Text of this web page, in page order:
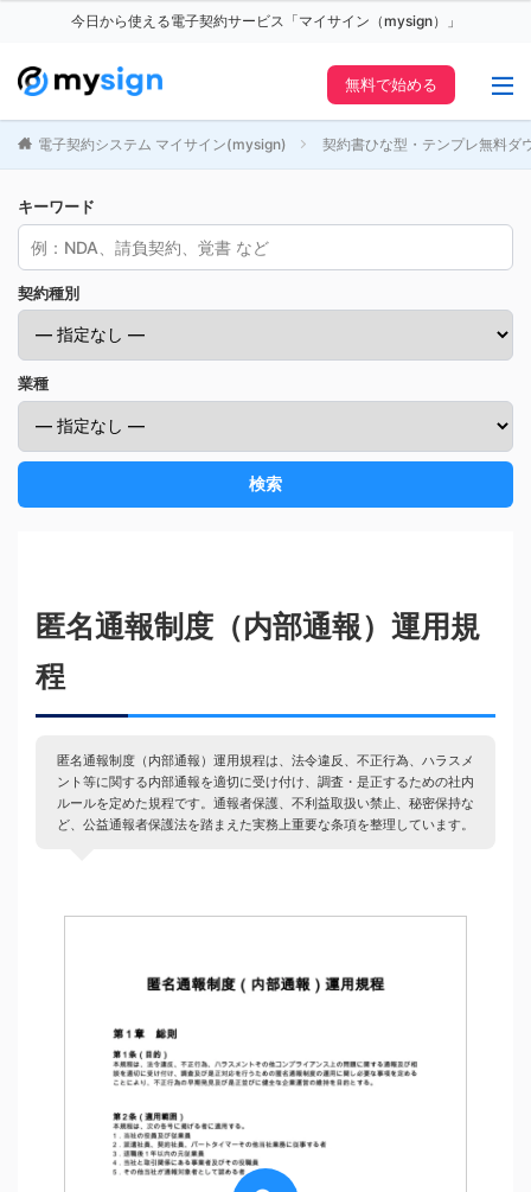
今日から使える電子契約サービス「マイサイン（mysign）」
無料で始める
電子契約システム マイサイン(mysign) 契約書ひな型・テンプレ無料ダ
キーワード
契約種別
業種
検索
匿名通報制度（内部通報）運用規
程
匿名通報制度（内部通報）運用規程は、法令違反、不正行為、ハラスメ
ント等に関する内部通報を適切に受け付け、調査・是正するための社内
ルールを定めた規程です。通報者保護、不利益取扱い禁止、秘密保持な
ど、公益通報者保護法を踏まえた実務上重要な条項を整理しています。